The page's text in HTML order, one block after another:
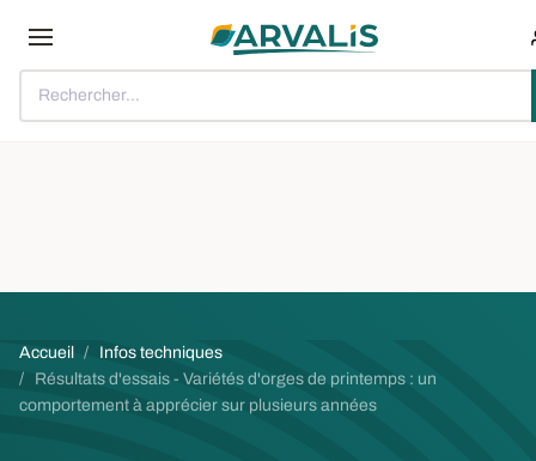
Rechercher...
Fil d'Ariane
Accueil
Infos techniques
Résultats d'essais - Variétés d'orges de printemps : un
comportement à apprécier sur plusieurs années